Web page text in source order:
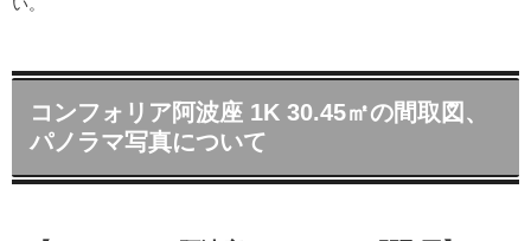
コンフォリア阿波座 1K 30.45㎡の間取図、
パノラマ写真について